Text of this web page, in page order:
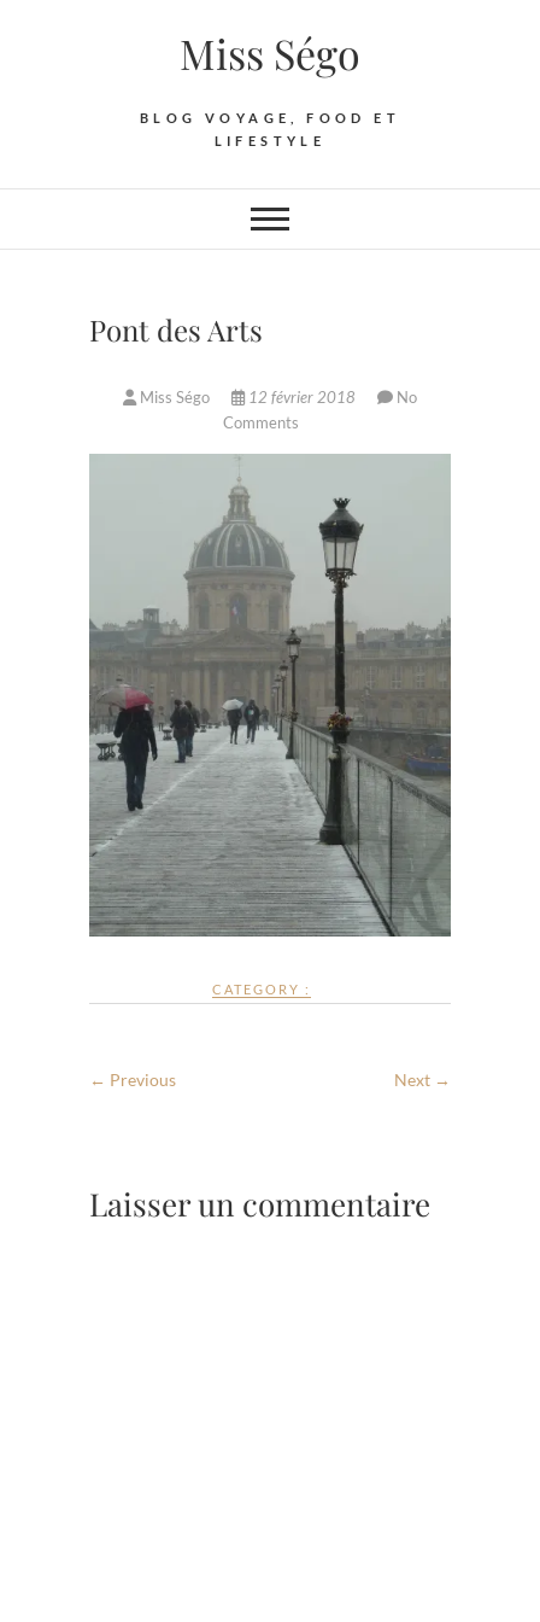
Miss Ségo
BLOG VOYAGE, FOOD ET
LIFESTYLE
Pont des Arts
Miss Ségo 12 février 2018
No
Comments
CATEGORY :
← Previous Next →
Laisser un commentaire